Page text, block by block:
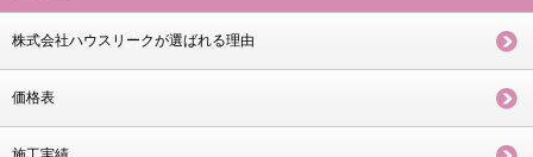
株式会社ハウスリークが選ばれる理由
価格表